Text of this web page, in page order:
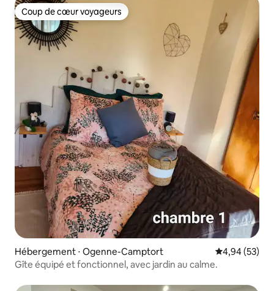
Coup de cœur voyageurs
Coup de cœur voyageurs
Hébergement ⋅ Ogenne-Camptort Évaluation
4,94 (53)
Gîte équipé et fonctionnel, avec jardin au calme.